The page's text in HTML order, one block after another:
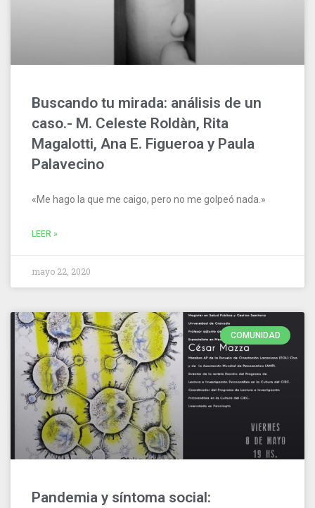
Buscando tu mirada: análisis de un
caso.- M. Celeste Roldàn, Rita
Magalotti, Ana E. Figueroa y Paula
Palavecino
«Me hago la que me caigo, pero no me golpeó nada.»
LEER »
mayo 22, 2020
COMUNIDAD
Pandemia y síntoma social: